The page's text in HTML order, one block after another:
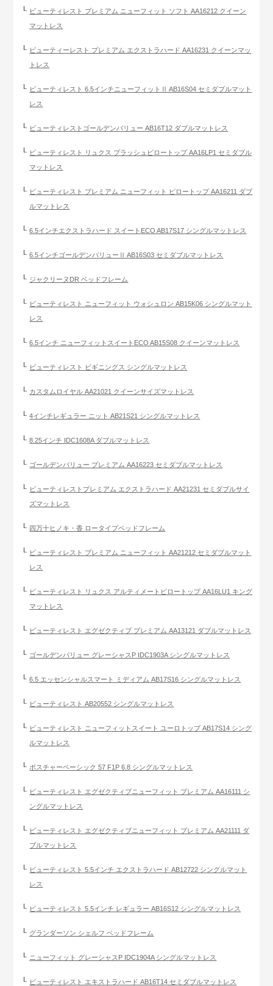
ビューティレスト プレミアム ニューフィット ソフト AA16212 クイーン
マットレス
ビューティーレスト プレミアム エクストラハード AA16231 クイーンマッ
トレス
ビューティレスト 6.5インチニューフィットⅡ AB16S04 セミダブルマット
レス
ビューティレストゴールデンバリュー AB16T12 ダブルマットレス
ビューティレスト リュクス プラッシュピロートップ AA16LP1 セミダブル
マットレス
ビューティレスト プレミアム ニューフィット ピロートップ AA16211 ダブ
ルマットレス
6.5インチエクストラハード スイートECO AB17S17 シングルマットレス
6.5インチゴールデンバリューⅡ AB16S03 セミダブルマットレス
ジャクリーヌDR ベッドフレーム
ビューティレスト ニューフィット ウォシュロン AB15K06 シングルマット
レス
6.5インチ ニューフィットスイートECO AB15S08 クイーンマットレス
ビューティレスト ビギニングス シングルマットレス
カスタムロイヤル AA21021 クイーンサイズマットレス
4インチレギュラー ニット AB21S21 シングルマットレス
8.25インチ IDC1608A ダブルマットレス
ゴールデンバリュー プレミアム AA16223 セミダブルマットレス
ビューティレストプレミアム エクストラハード AA21231 セミダブルサイ
ズマットレス
四万十ヒノキ・香 ロータイプベッドフレーム
ビューティレスト プレミアム ニューフィット AA21212 セミダブルマット
レス
ビューティレスト リュクス アルティメートピロートップ AA16LU1 キング
マットレス
ビューティレスト エグゼクティブ プレミアム AA13121 ダブルマットレス
ゴールデンバリュー グレーシャスP IDC1903A シングルマットレス
6.5 エッセンシャルスマート ミディアム AB17S16 シングルマットレス
ビューティレスト AB20552 シングルマットレス
ビューティレスト ニューフィットスイート ユーロトップ AB17S14 シング
ルマットレス
ポスチャーベーシック 57 F1P 6.8 シングルマットレス
ビューティレスト エグゼクティブニューフィット プレミアム AA16111 シ
ングルマットレス
ビューティレスト エグゼクティブニューフィット プレミアム AA21111 ダ
ブルマットレス
ビューティレスト 5.5インチ エクストラハード AB12722 シングルマット
レス
ビューティレスト 5.5インチ レギュラー AB16S12 シングルマットレス
グランダーソン シェルフ ベッドフレーム
ニューフィット グレーシャスP IDC1904A シングルマットレス
ビューティレスト エキストラハード AB16T14 セミダブルマットレス